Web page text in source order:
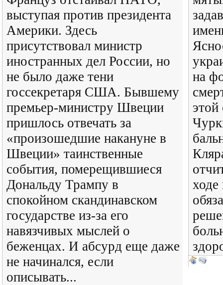
выступая против президента
Америки. Здесь
присутствовал министр
иностранных дел России, но
не было даже тени
госсекретаря США. Бывшему
премьер-министру Швеции
пришлось отвечать за
«произошедшие накануне в
Швеции» таинственные
события, померещившиеся
Дональду Трампу в
спокойном скандинавском
государстве из-за его
навязчивых мыслей о
беженцах. И абсурд еще даже
не начинался, если
описывать...
на
этой
ходе